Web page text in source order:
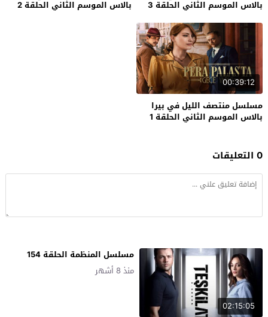
بالاس الموسم الثاني الحلقة 3 بالاس الموسم الثاني الحلقة 2
00:39:12
مسلسل منتصف الليل في بيرا
بالاس الموسم الثاني الحلقة 1
0 التعليقات
02:15:05
مسلسل المنظمة الحلقة 154
منذ 8 أشهر